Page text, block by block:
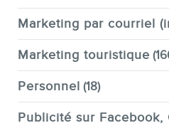
Marketing par courriel
Marketing touristique
Personnel (18)
Publicité sur Facebook,